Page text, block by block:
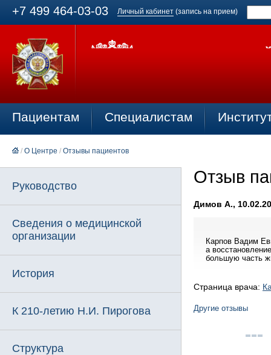
+7 499 464-03-03 Личный кабинет (запись на прием)
Пациентам Специалистам
/ О Центре / Отзывы пациентов
Руководство
Сведения о медицинской
организации
История
К 210-летию Н.И. Пирогова
Структура
Отзыв
Димов А.,
Карпов Вадим
а
большую часть
Страница врача:
Другие отзывы